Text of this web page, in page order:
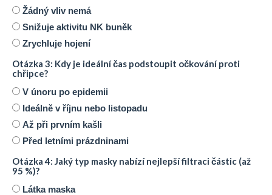
Žádný vliv nemá
Snižuje aktivitu NK buněk
Zrychluje hojení
Otázka 3: Kdy je ideální čas podstoupit očkování proti
chřipce?
V únoru po epidemii
Ideálně v říjnu nebo listopadu
Až při prvním kašli
Před letními prázdninami
Otázka 4: Jaký typ masky nabízí nejlepší filtraci částic (až
95 %)?
Látka maska